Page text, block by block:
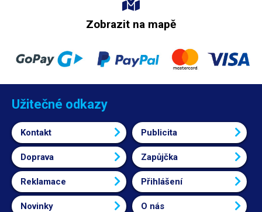
Zobrazit na mapě
Užitečné odkazy
Kontakt Publicita
Doprava Zapůjčka
Reklamace Přihlášení
Novinky O nás